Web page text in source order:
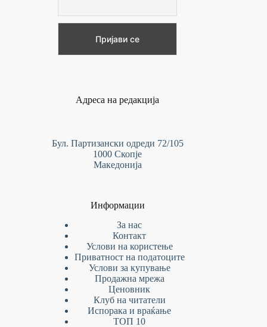
Адреса на редакција
Бул. Партизански одреди 72/105
1000 Скопје
Македонија
Информации
За нас
Контакт
Услови на користење
Приватност на податоците
Услови за купување
Продажна мрежа
Ценовник
Клуб на читатели
Испорака и враќање
ТОП 10